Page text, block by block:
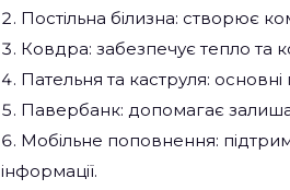
Постільна білизна: створює
Ковдра: забезпечує тепло та
Пательня та каструля:
Павербанк: допомагає
Мобільне поповнення:
інформації.